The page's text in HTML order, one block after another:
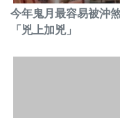
今年鬼月最容易被沖
「兇上加兇」